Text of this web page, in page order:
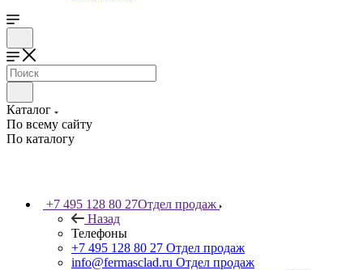
Каталог
По всему сайту
По каталогу
+7 495 128 80 27Отдел продаж
Назад
Телефоны
+7 495 128 80 27 Отдел продаж
info@fermasclad.ru Отдел продаж